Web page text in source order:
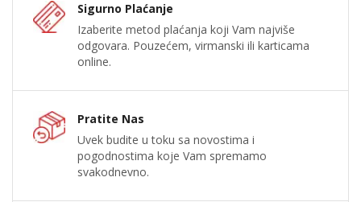
Sigurno Plaćanje
Izaberite metod plaćanja koji Vam najviše
odgovara. Pouzećem, virmanski ili karticama
online.
Pratite Nas
Uvek budite u toku sa novostima i
pogodnostima koje Vam spremamo
svakodnevno.